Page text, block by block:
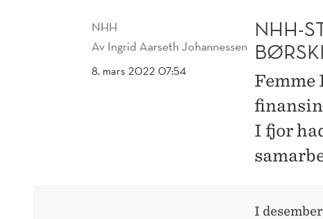
NHH
Av Ingrid Aarseth Johannessen
8. mars 2022 07:54
NHH-
Femme
I fjor
I